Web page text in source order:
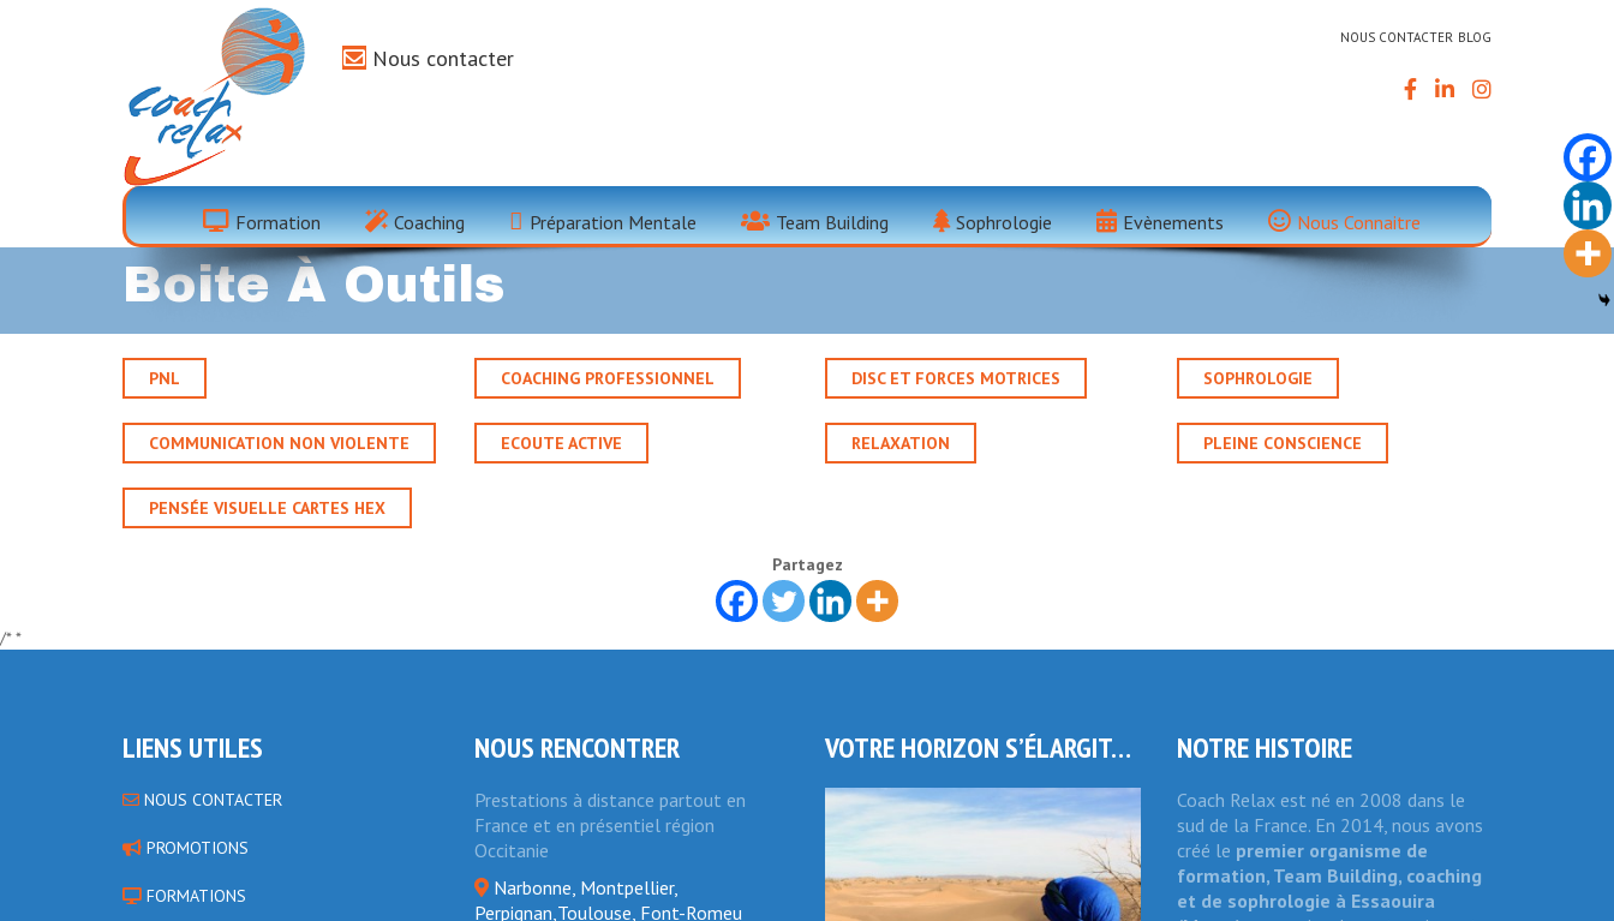
Nous contacter
NOUS CONTACTER BLOG
Formation Coaching Préparation Mentale Team Building Sophrologie Evènements Nous Connaitre
Boite À Outils
PNL COACHING PROFESSIONNEL DISC ET FORCES MOTRICES SOPHROLOGIE
COMMUNICATION NON VIOLENTE ECOUTE ACTIVE RELAXATION PLEINE CONSCIENCE
PENSÉE VISUELLE CARTES HEX
Partagez
/* *
LIENS UTILES
NOUS CONTACTER
PROMOTIONS
FORMATIONS
NOUS RENCONTRER
Prestations à distance partout en
France et en présentiel région
Occitanie
Narbonne, Montpellier,
Perpignan,Toulouse, Font-Romeu
VOTRE HORIZON S’ÉLARGIT… NOTRE HISTOIRE
Coach Relax est né en 2008 dans le
sud de la France. En 2014, nous avons
créé le premier organisme de
formation, Team Building, coaching
et de sophrologie à Essaouira